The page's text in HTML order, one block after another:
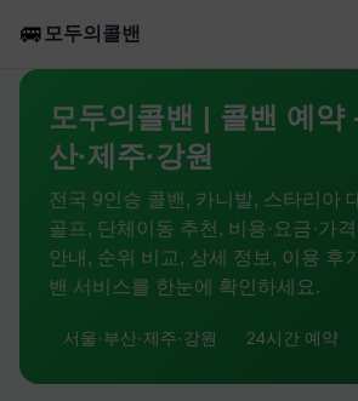
🚐 모두의콜밴
모두의콜밴 | 콜밴 예약
산·제주·강원
전국 9인승 콜밴, 카니발, 스타리아
골프, 단체이동 추천, 비용·요금·가격
안내, 순위 비교, 상세 정보, 이용 후
밴 서비스를 한눈에 확인하세요.
서울·부산·제주·강원 24시간 예약